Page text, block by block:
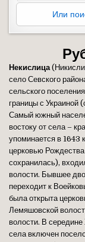
Или
Некислица
село Севского
сельского
границы с Украиной
Самый южный
востоку от села –
упоминается в 1643
церковью
сохранилась),
волости. Бывшее
переходит к
была открыта
Лемяшовской
волости. В
села включен